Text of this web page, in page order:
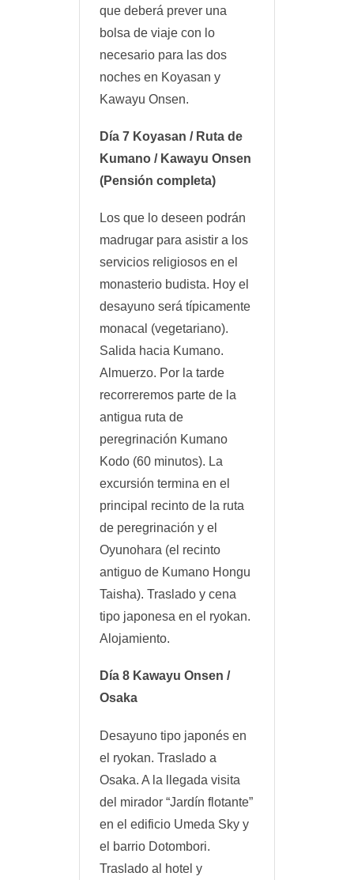
que deberá prever una
bolsa de viaje con lo
necesario para las dos
noches en Koyasan y
Kawayu Onsen.
Día 7 Koyasan / Ruta de
Kumano / Kawayu Onsen
(Pensión completa)
Los que lo deseen podrán
madrugar para asistir a los
servicios religiosos en el
monasterio budista. Hoy el
desayuno será típicamente
monacal (vegetariano).
Salida hacia Kumano.
Almuerzo. Por la tarde
recorreremos parte de la
antigua ruta de
peregrinación Kumano
Kodo (60 minutos). La
excursión termina en el
principal recinto de la ruta
de peregrinación y el
Oyunohara (el recinto
antiguo de Kumano Hongu
Taisha). Traslado y cena
tipo japonesa en el ryokan.
Alojamiento.
Día 8 Kawayu Onsen /
Osaka
Desayuno tipo japonés en
el ryokan. Traslado a
Osaka. A la llegada visita
del mirador “Jardín flotante”
en el edificio Umeda Sky y
el barrio Dotombori.
Traslado al hotel y